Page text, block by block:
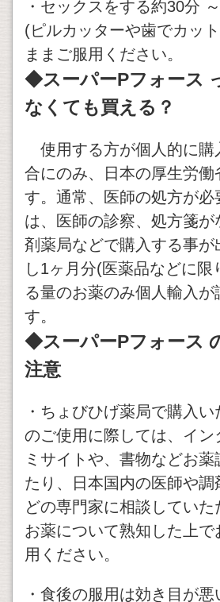
・セックスをする約30分
(ピルカッターや歯でカッ
ままご服用ください。
◆スーパーPフォース
なくても買える？
使用する方が個人的に購
合にのみ、日本の厚生労働
す。通常、医師の処方が必
は、医師の診察、処方箋が
剤薬局などで購入する事
し1ヶ月分(医薬品などに限
る量のお薬のみ個人輸入が
す。
◆スーパーPフォース
注意
・ちょびひげ薬局で購入
のご使用に際しては、イン
ミサイトや、書物などお
たり、日本国内の医師や
どの専門家に相談してい
お薬について熟知した上で
用ください。
・食後の服用は効き目が